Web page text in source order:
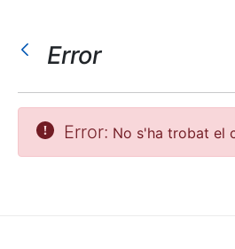
Mostra/Amaga
Mostra/Amaga
Error
Error: No s'ha trobat el